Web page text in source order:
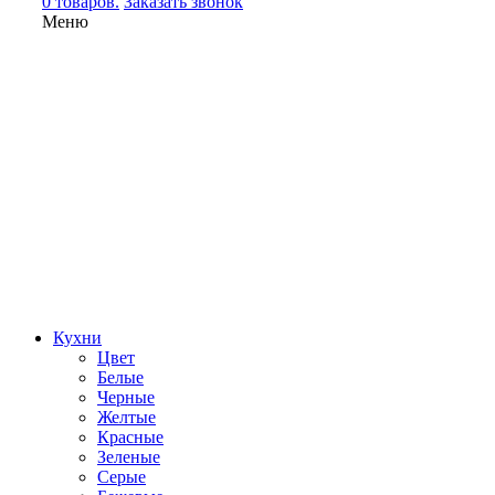
Меню
Кухни
Цвет
Белые
Черные
Желтые
Красные
Зеленые
Серые